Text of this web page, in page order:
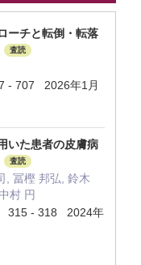
ーチと転倒・転落
査読
- 707 2026年1月
いた患者の皮膚病
査読
, 冨樫 邦弘, 鈴木
村 円
315 - 318 2024年